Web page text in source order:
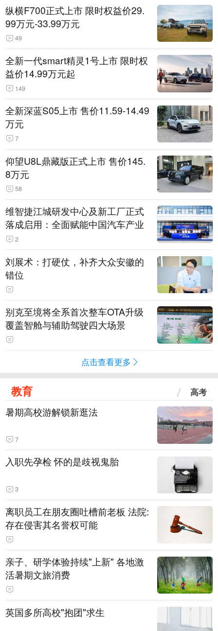
纵横F700正式上市 限时权益价29.
99万元-33.99万元
49
全新一代smart精灵1号上市 限时权
益价14.99万元起
149
全新深蓝S05上市 售价11.59-14.49
万元
7
仰望U8L鼎藏版正式上市 售价145.
8万元
58
维智捷江城研发中心及新工厂正式
落成启用：全面赋能中国汽车产业
2
刘展术：打硬仗，补齐大众安徽的
错位
别克至境将全系首次整车OTA升级
覆盖智舱与辅助驾驶四大场景
点击查看更多
教育 高考
暑期高校游解锁新逛法
7
入职先孕检 怀的是歧视鬼胎
3
离职员工在朋友圈吐槽前老板 法院:
存在侵害其名誉权可能
亲子、研学体验持续"上新" 各地激
活暑期文旅消费
英国多所高校"抱团"求生